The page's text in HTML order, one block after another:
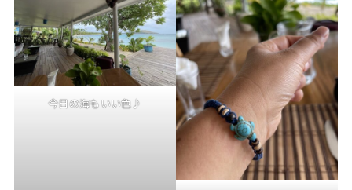
今日の海もいい色♪